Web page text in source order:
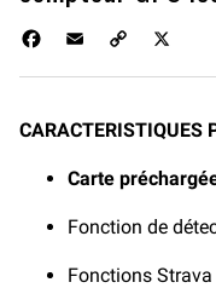
b
o
l
L
n
CARACTERISTIQUES
Carte
Fonction de
Fonctions